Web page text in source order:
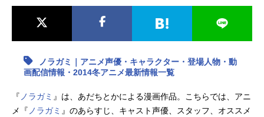
最新記事一覧
アニメ記事一覧 声優記事一覧
ノラガミ｜アニメ声優・キャラクター・登場人物・動
画配信情報・2014冬アニメ最新情報一覧
『 ノラガミ 』は、あだちとかによる漫画作品。こちらでは、アニ
メ『 ノラガミ 』のあらすじ、キャスト声優、スタッフ、オススメ